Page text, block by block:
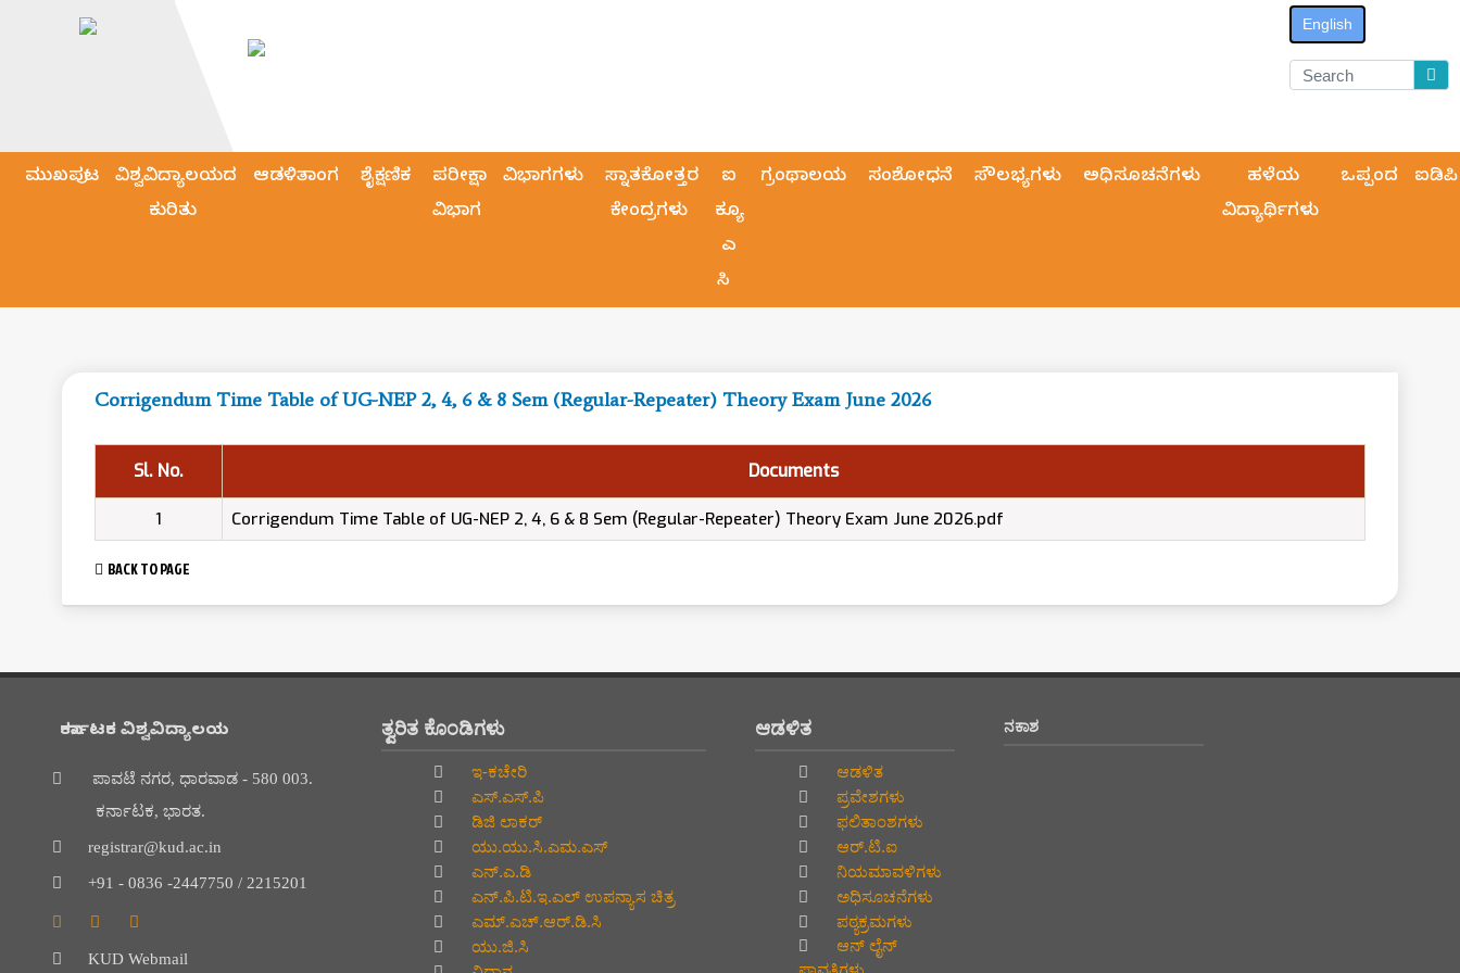
English
ಮುಖಪುಟ
ವಿಶ್ವವಿದ್ಯಾಲಯದ
ಕುರಿತು
ಆಡಳಿತಾಂಗ ಶೈಕ್ಷಣಿಕ
ಪರೀಕ್ಷಾ
ವಿಭಾಗ
ವಿಭಾಗಗಳು
ಸ್ನಾತಕೋತ್ತರ
ಕೇಂದ್ರಗಳು
ಐ
ಕ್ಯೂ
ಎ
ಸಿ
ಗ್ರಂಥಾಲಯ ಸಂಶೋಧನೆ ಸೌಲಭ್ಯಗಳು ಅಧಿಸೂಚನೆಗಳು
ಹಳೆಯ
ವಿದ್ಯಾರ್ಥಿಗಳು
ಒಪ್ಪಂದ ಐಡಿಪಿ
Corrigendum Time Table of UG-NEP 2, 4, 6 & 8 Sem (Regular-Repeater) Theory Exam June 2026
Sl. No. Documents
1 Corrigendum Time Table of UG-NEP 2, 4, 6 & 8 Sem (Regular-Repeater) Theory Exam June 2026.pdf
BACK TO PAGE
ಕರ್ನಾಟಕ ವಿಶ್ವವಿದ್ಯಾಲಯ
ಪಾವಟೆ ನಗರ, ಧಾರವಾಡ - 580 003.
ಕರ್ನಾಟಕ, ಭಾರತ.
registrar@kud.ac.in
+91 - 0836 -2447750 / 2215201
KUD Webmail
ತ್ವರಿತ ಕೊಂಡಿಗಳು
ಇ-ಕಚೇರಿ
ಎಸ್.ಎಸ್.ಪಿ
ಡಿಜಿ ಲಾಕರ್
ಯು.ಯು.ಸಿ.ಎಮ.ಎಸ್
ಎನ್.ಎ.ಡಿ
ಎನ್.ಪಿ.ಟಿ.ಇ.ಎಲ್‌ ಉಪನ್ಯಾಸ ಚಿತ್ರ
ಎಮ್.ಎಚ್.ಆರ್.ಡಿ.ಸಿ
ಯು.ಜಿ.ಸಿ
ಆಡಳಿತ
ಆಡಳಿತ
ಪ್ರವೇಶಗಳು
ಫಲಿತಾಂಶಗಳು
ಆರ್.ಟಿ.ಐ
ನಿಯಮಾವಳಿಗಳು
ಅಧಿಸೂಚನೆಗಳು
ಪಠ್ಯಕ್ರಮಗಳು
ಆನ್‌ ಲೈನ್‌
ನಕಾಶ